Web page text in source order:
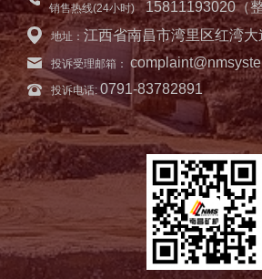
销售热线(24小时) 15811193020（
地址： 江西省南昌市湾里区红湾
投诉受理邮箱：
投诉电话: 0791-83782891